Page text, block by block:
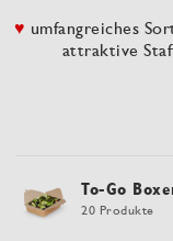
♥ umfangreiches
attraktive
To-Go
20 Produkte